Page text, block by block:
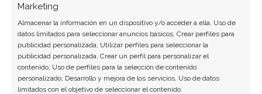
Marketing
Almacenar la información en un dispositivo y/o acceder a ella, Uso de
datos limitados para seleccionar anuncios básicos, Crear perfiles para
publicidad personalizada, Utilizar perfiles para seleccionar la
publicidad personalizada, Crear un perfil para personalizar el
contenido, Uso de perfiles para la selección de contenido
personalizado, Desarrollo y mejora de los servicios, Uso de datos
limitados con el objetivo de seleccionar el contenido.